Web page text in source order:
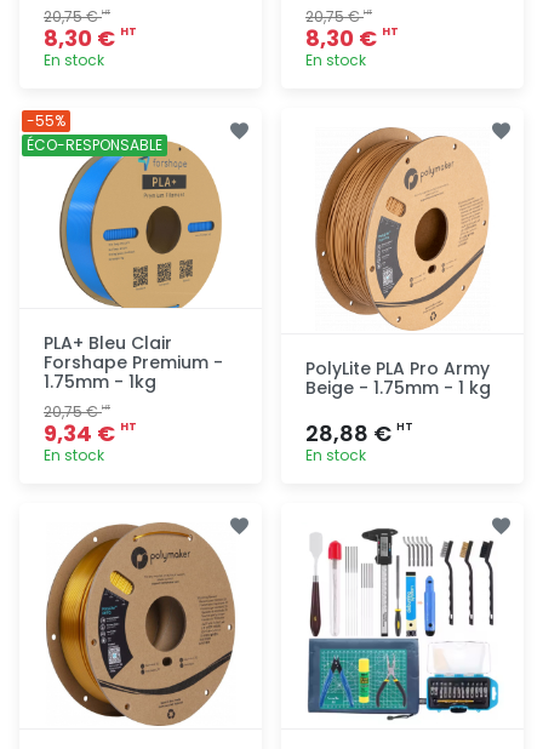
20,75 €HT
8,30 € HT
En stock
rapide
20,75 €HT
8,30 € HT
En stock
rapide
PLA+ Bleu Clair
Forshape Premium -
1.75mm - 1kg
20,75 €HT
9,34 € HT
En stock
rapide
-55%
ÉCO-RESPONSABLE
PolyLite PLA Pro Army
Beige - 1.75mm - 1 kg
28,88 € HT
En stock
rapide